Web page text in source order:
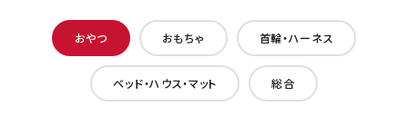
おやつ おもちゃ 首輪・ハーネス
ベッド・ハウス・マット 総合